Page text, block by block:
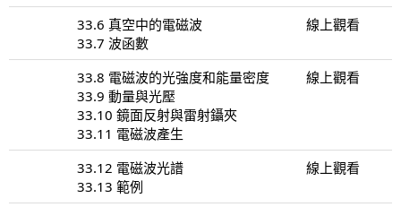
33.6 真空中的電磁波
33.7 波函數
線上觀看
33.8 電磁波的光強度和能量密度
33.9 動量與光壓
33.10 鏡面反射與雷射鑷夾
33.11 電磁波產生
線上觀看
33.12 電磁波光譜
33.13 範例
線上觀看